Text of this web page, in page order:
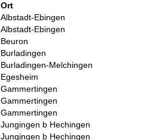
Ort
Albstadt-Ebingen
Albstadt-Ebingen
Beuron
Burladingen
Burladingen-Melchingen
Egesheim
Gammertingen
Gammertingen
Gammertingen
Jungingen b Hechingen
Jungingen b Hechingen